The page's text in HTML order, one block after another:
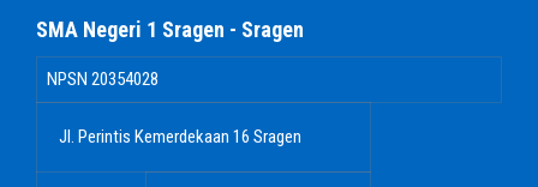
SMA Negeri 1 Sragen - Sragen
NPSN 20354028
Jl. Perintis Kemerdekaan 16 Sragen